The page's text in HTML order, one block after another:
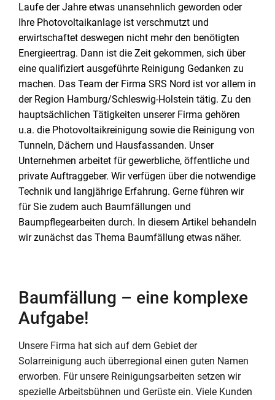
Laufe der Jahre etwas unansehnlich geworden oder
Ihre Photovoltaikanlage ist verschmutzt und
erwirtschaftet deswegen nicht mehr den benötigten
Energieertrag. Dann ist die Zeit gekommen, sich über
eine qualifiziert ausgeführte Reinigung Gedanken zu
machen. Das Team der Firma SRS Nord ist vor allem in
der Region Hamburg/Schleswig-Holstein tätig. Zu den
hauptsächlichen Tätigkeiten unserer Firma gehören
u.a. die Photovoltaikreinigung sowie die Reinigung von
Tunneln, Dächern und Hausfassanden. Unser
Unternehmen arbeitet für gewerbliche, öffentliche und
private Auftraggeber. Wir verfügen über die notwendige
Technik und langjährige Erfahrung. Gerne führen wir
für Sie zudem auch Baumfällungen und
Baumpflegearbeiten durch. In diesem Artikel behandeln
wir zunächst das Thema Baumfällung etwas näher.
Baumfällung – eine komplexe
Aufgabe!
Unsere Firma hat sich auf dem Gebiet der
Solarreinigung auch überregional einen guten Namen
erworben. Für unsere Reinigungsarbeiten setzen wir
spezielle Arbeitsbühnen und Gerüste ein. Viele Kunden